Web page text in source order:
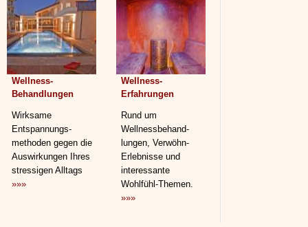
Wellness-
Behandlungen
Wirksame
Entspannungs­
methoden gegen die
Auswirkungen Ihres
stressigen Alltags
»»»
Wellness-
Erfahrungen
Rund um
Wellnessbehand­
lungen, Verwöhn-
Erlebnisse und
interessante
Wohlfühl-Themen.
»»»